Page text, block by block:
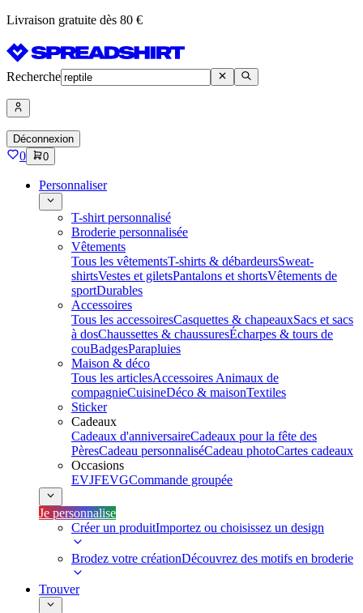
Livraison gratuite dès 80 €
Recherche
Déconnexion
0 0
Personnaliser
T-shirt personnalisé
Broderie personnalisée
Vêtements
Tous les vêtementsT-shirts & débardeursSweat-
shirtsVestes et giletsPantalons et shortsVêtements de
sportDurables
Accessoires
Tous les accessoiresCasquettes & chapeauxSacs et sacs
à dosChaussettes & chaussuresÉcharpes & tours de
couBadgesParapluies
Maison & déco
Tous les articlesAccessoires Animaux de
compagnieCuisineDéco & maisonTextiles
Sticker
Cadeaux
Cadeaux d'anniversaireCadeaux pour la fête des
PèresCadeau personnaliséCadeau photoCartes cadeaux
Occasions
EVJFEVGCommande groupée
Je personnalise
Créer un produitImportez ou choisissez un design
Brodez votre créationDécouvrez des motifs en broderie
Trouver